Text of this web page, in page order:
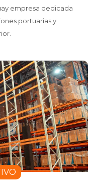
empresa dedicada
portuarias y